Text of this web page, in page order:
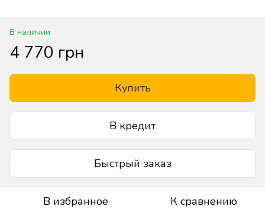
В наличии
4 770 грн
Купить
В кредит
Быстрый заказ
В избранное К сравнению